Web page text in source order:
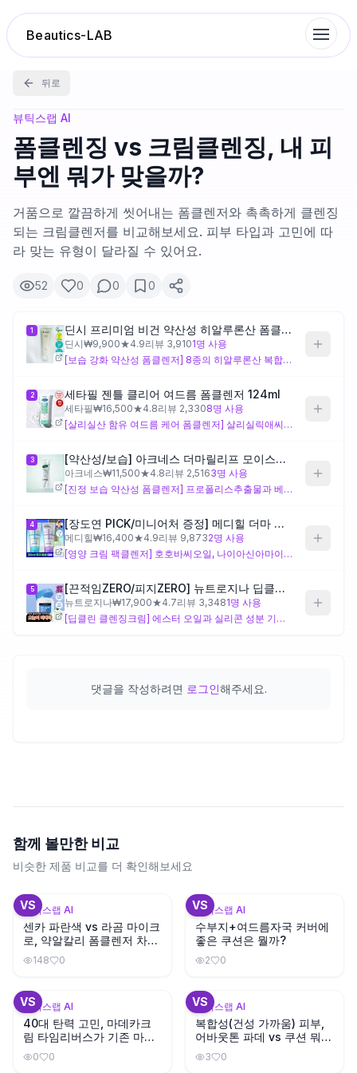
Beautics-LAB
랭킹
성분분석
나의 스킨케어
대화 이력
루틴탐색
제품비교
뒤로
뷰틱스랩 AI
폼클렌징 vs 크림클렌징, 내 피
부엔 뭐가 맞을까?
거품으로 깔끔하게 씻어내는 폼클렌저와 촉촉하게 클렌징
되는 크림클렌저를 비교해보세요. 피부 타입과 고민에 따
라 맞는 유형이 달라질 수 있어요.
52 0 0 0
1 딘시 프리미엄 비건 약산성 히알루론산 폼클렌저 150ml
딘시₩9,900★4.9리뷰 3,9101명 사용
[보습 강화 약산성 폼클렌저] 8종의 히알루론산 복합체와 스노우로투스추출물, 베타-글루칸 등 고유 보습 성분을 집중 배합해 세정 후에도 수분 유지를 의도한 폼 제형이에요. 클렌징 후 당김이 걱정되는 건성·민감성 피부에 잘 맞을 수 있으며, 강한 세정력보다 부드러운 세정과 보습을 우선시하는 분께 적합해요.
2 세타필 젠틀 클리어 여드름 폼클렌저 124ml
세타필₩16,500★4.8리뷰 2,3308명 사용
[살리실산 함유 여드름 케어 폼클렌저] 살리실릭애씨드(BHA)를 고유 성분으로 배합해 모공 속 각질과 피지 관리를 설계 의도로 하는 폼클렌저예요. 지성·트러블성 피부에 맞을 수 있지만, 산 성분 특성상 건성이나 민감성 피부는 자극이 생길 수 있어 주의가 필요해요.
3 [약산성/보습] 아크네스 더마릴리프 모이스처 폼클렌저 200ml
아크네스₩11,500★4.8리뷰 2,5163명 사용
[진정 보습 약산성 폼클렌저] 프로폴리스추출물과 베타인 등 고유 성분을 통해 세정 중 피부 컨디셔닝과 보습에 집중한 설계예요. 복합성·민감성 피부에 잘 맞을 수 있으나, 라벤더오일과 리날룰·리모넨 등 향 관련 성분을 포함하고 있어 향 성분에 민감한 분은 주의가 필요해요.
4 [장도연 PICK/미니어처 증정] 메디힐 더마 크림 팩클렌저 120ml 단품/기획 2종 (+20ml 추가증정)
메디힐₩16,400★4.9리뷰 9,8732명 사용
[영양 크림 팩클렌저] 호호바씨오일, 나이아신아마이드, 프로방스장미꽃가루 등 고유 성분을 중심으로 세정과 동시에 영양 공급 및 mild한 각질 관리를 의도한 크림 팩 타입이에요. 건성 피부나 풍성한 세정감을 선호하는 분께 적합하며, 지성 피부는 세안 후 잔여감이 부담스러울 수 있어요.
5 [끈적임ZERO/피지ZERO] 뉴트로지나 딥클린 클렌징크림 285ml
뉴트로지나₩17,900★4.7리뷰 3,3481명 사용
[딥클린 클렌징크림] 에스터 오일과 실리콘 성분 기반으로 메이크업·피지를 용해하는 방식의 클렌징크림 설계로, 폼클렌저 대비 세정력이 강한 편이에요. 메이크업 잔여물 제거가 주된 목적인 분께 잘 맞을 수 있으나, 오일·실리콘 성분에 민감하거나 세안 후 가벼운 느낌을 선호하는 분은 잔여감에 주의가 필요해요.
댓글을 작성하려면 로그인해주세요.
함께 볼만한 비교
비슷한 제품 비교를 더 확인해보세요
VS
뷰틱스랩 AI
센카 파란색 vs 라곰 마이크
로, 약알칼리 폼클렌저 차이
가 있을까?
148 0
VS
뷰틱스랩 AI
수부지+여드름자국 커버에
좋은 쿠션은 뭘까?
2 0
VS
뷰틱스랩 AI
40대 탄력 고민, 마데카크
림 타임리버스가 기존 마데
카크림보다 나을까?
0 0
VS
뷰틱스랩 AI
복합성(건성 가까움) 피부,
어바웃톤 파데 vs 쿠션 뭐가
나을까?
3 0